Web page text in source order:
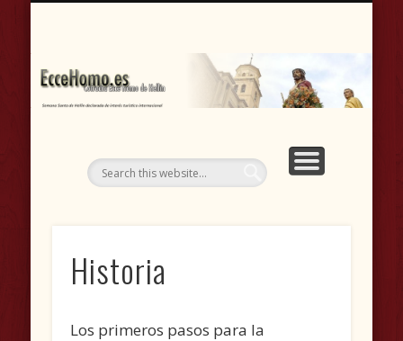
Historia
Los primeros pasos para la